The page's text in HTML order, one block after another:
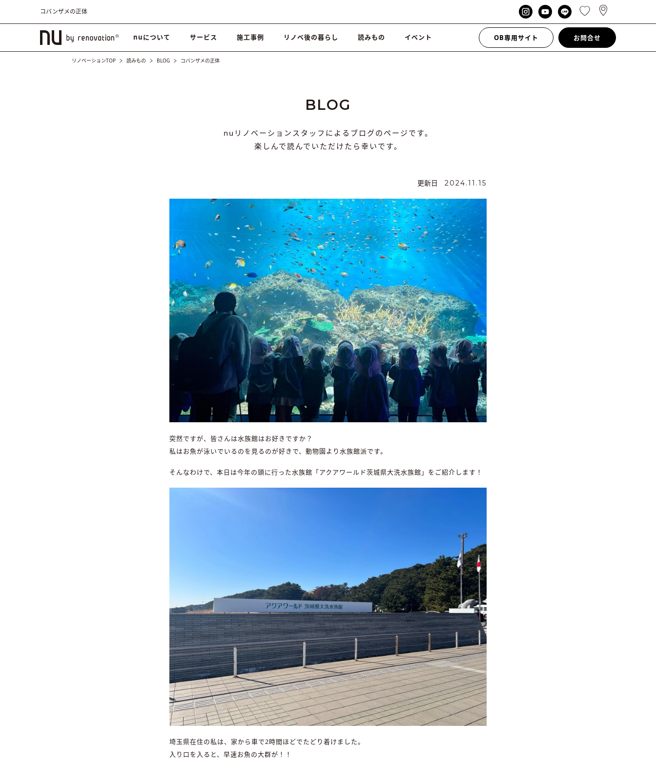
コバンザメの正体
nuについて サービス 施工事例 リノベ後の暮らし 読みもの イベント OB専用サイト お問合せ
リノベーションTOP 読みもの BLOG コバンザメの正体
BLOG
nuリノベーションスタッフによるブログのページです。
楽しんで読んでいただけたら幸いです。
更新日 2024.11.15
突然ですが、皆さんは水族館はお好きですか？
私はお魚が泳いでいるのを見るのが好きで、動物園より水族館派です。
そんなわけで、本日は今年の頭に行った水族館「アクアワールド茨城県大洗水族館」をご紹介します！
埼玉県在住の私は、家から車で2時間ほどでたどり着けました。
入り口を入ると、早速お魚の大群が！！